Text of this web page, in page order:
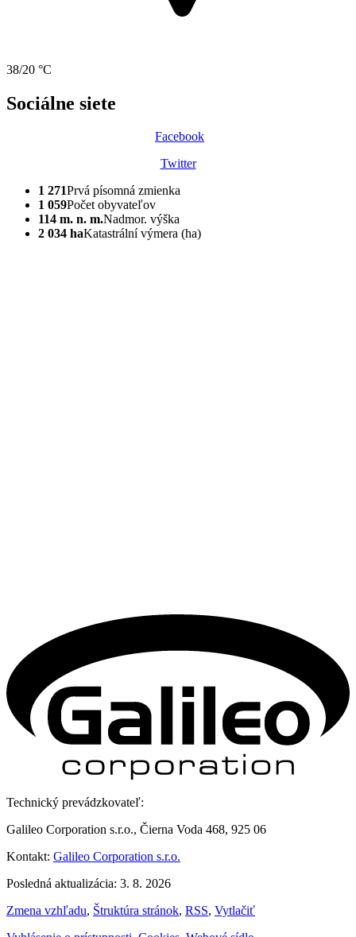
38/20 °C
Sociálne siete
Facebook
Twitter
1 271Prvá písomná zmienka
1 059Počet obyvateľov
114 m. n. m.Nadmor. výška
2 034 haKatastrální výmera (ha)
Technický prevádzkovateľ:
Galileo Corporation s.r.o., Čierna Voda 468, 925 06
Kontakt: Galileo Corporation s.r.o.
Posledná aktualizácia: 3. 8. 2026
Zmena vzhľadu, Štruktúra stránok, RSS, Vytlačiť